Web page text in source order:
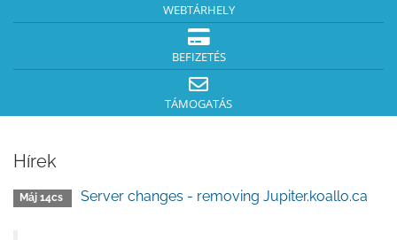
WEBTÁRHELY
BEFIZETÉS
TÁMOGATÁS
Hírek
Máj 14cs Server changes - removing Jupiter.koallo.ca